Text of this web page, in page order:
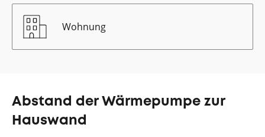
Wohnung
Abstand der Wärmepumpe zur
Hauswand